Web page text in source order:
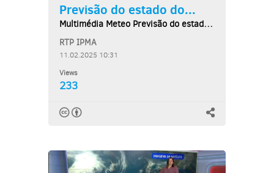
Previsão do estado do...
Multimédia Meteo Previsão do estado do tempo,...
RTP IPMA
11.02.2025 10:31
Views
233